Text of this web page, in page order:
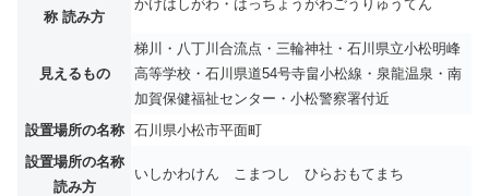
称 読み方
かけはしがわ・はっちょうがわごうりゅうてん
見えるもの
梯川・八丁川合流点・三輪神社・石川県立小松明峰
高等学校・石川県道54号寺畠小松線・泉龍温泉・南
加賀保健福祉センター・小松警察署付近
設置場所の名称
石川県小松市平面町
設置場所の名称
読み方
いしかわけん こまつし ひらおもてまち